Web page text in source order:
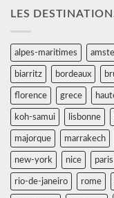
LES
alpes-maritimes
biarritz bordeaux
florence grece
koh-samui lisbonne
majorque marrakech
new-york nice paris
rio-de-janeiro rome